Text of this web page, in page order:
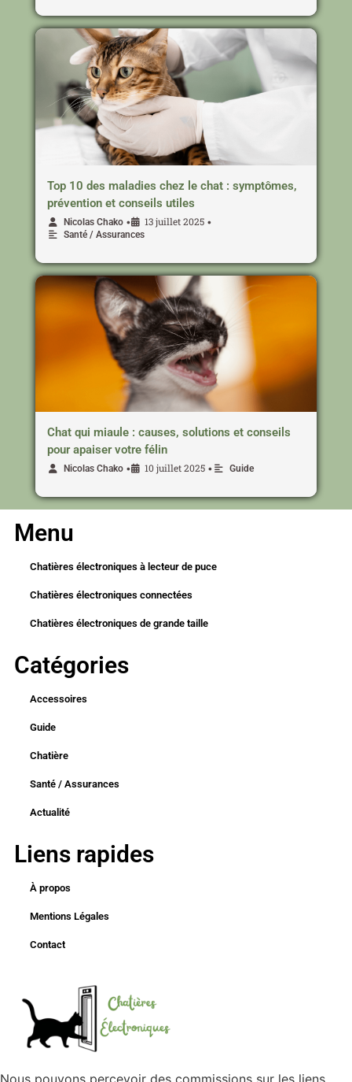
Top 10 des maladies chez le chat : symptômes,
prévention et conseils utiles
Nicolas Chako • 13 juillet 2025 •
Santé / Assurances
Chat qui miaule : causes, solutions et conseils
pour apaiser votre félin
Nicolas Chako • 10 juillet 2025 • Guide
Menu
Chatières électroniques à lecteur de puce
Chatières électroniques connectées
Chatières électroniques de grande taille
Catégories
Accessoires
Guide
Chatière
Santé / Assurances
Actualité
Liens rapides
À propos
Mentions Légales
Contact
Nous pouvons percevoir des commissions sur les liens